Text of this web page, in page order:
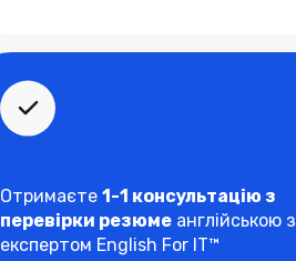
Отримаєте 1-1 консультацію з
перевірки резюме англійською з
експертом English For IT™